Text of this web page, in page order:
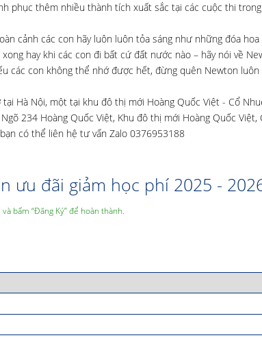
phục thêm nhiều thành tích xuất sắc tại các cuộc thi
cảnh các con hãy luôn luôn tỏa sáng như những đóa
hay khi các con đi bất cứ đất nước nào – hãy nói về
các con không thể nhớ được hết, đừng quên Newton
Hà Nội, một tại khu đô thị mới Hoàng Quốc Việt - Cổ
234 Hoàng Quốc Việt, Khu đô thị mới Hoàng Quốc Việt,
có thể liên hệ tư vấn Zalo 0376953188
ưu đãi giảm học phí 2025 -
bấm “Đăng Ký” để hoàn thành.